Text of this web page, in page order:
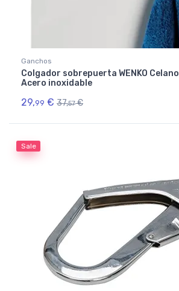
Ganchos
Colgador sobrepuerta WENKO
Acero inoxidable
29,99 € 37,57 €
Sale